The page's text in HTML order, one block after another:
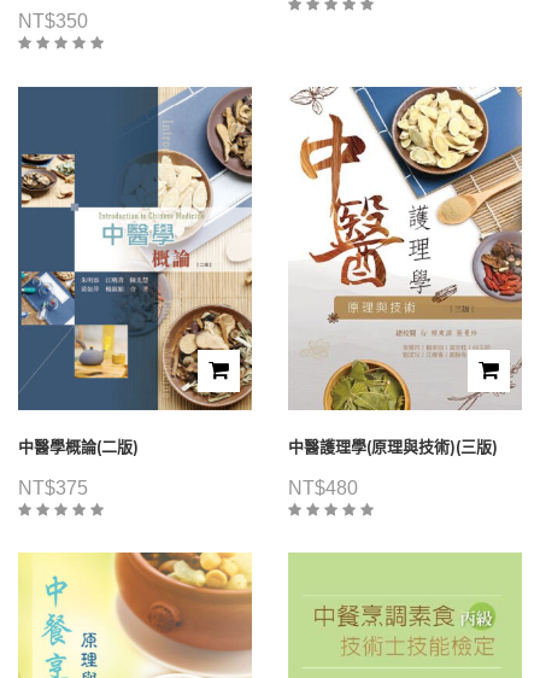
NT$350
中醫學概論(二版)
NT$375
中醫護理學(原理與技術)(三版)
NT$480